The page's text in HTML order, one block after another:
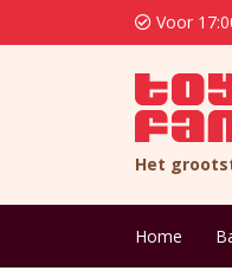
Voor
Het
Home